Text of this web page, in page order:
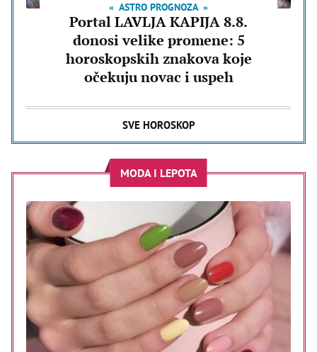
ASTRO PROGNOZA
Portal LAVLJA KAPIJA 8.8.
donosi velike promene: 5
horoskopskih znakova koje
očekuju novac i uspeh
SVE HOROSKOP
MODA I LEPOTA